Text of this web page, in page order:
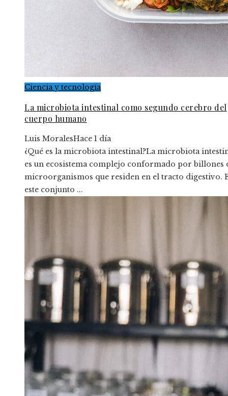
Ciencia y tecnología
La microbiota intestinal como segundo cerebro del
cuerpo humano
Luis MoralesHace 1 día
¿Qué es la microbiota intestinal?La microbiota
es un ecosistema complejo conformado por billones
microorganismos que residen en el tracto digestivo.
este conjunto ...